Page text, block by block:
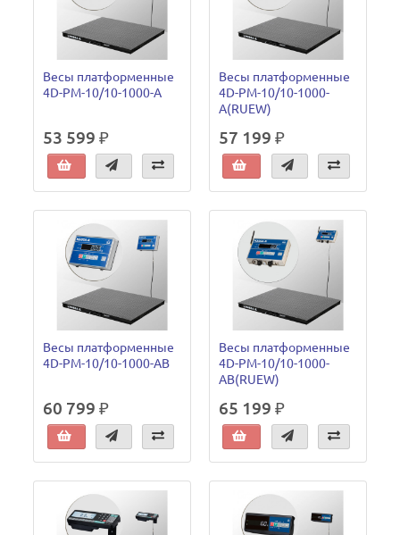
Весы платформенные
4D-PM-10/10-1000-A
53 599 ₽
Весы платформенные
4D-PM-10/10-1000-
A(RUEW)
57 199 ₽
Весы платформенные
4D-PM-10/10-1000-AB
60 799 ₽
Весы платформенные
4D-PM-10/10-1000-
AB(RUEW)
65 199 ₽